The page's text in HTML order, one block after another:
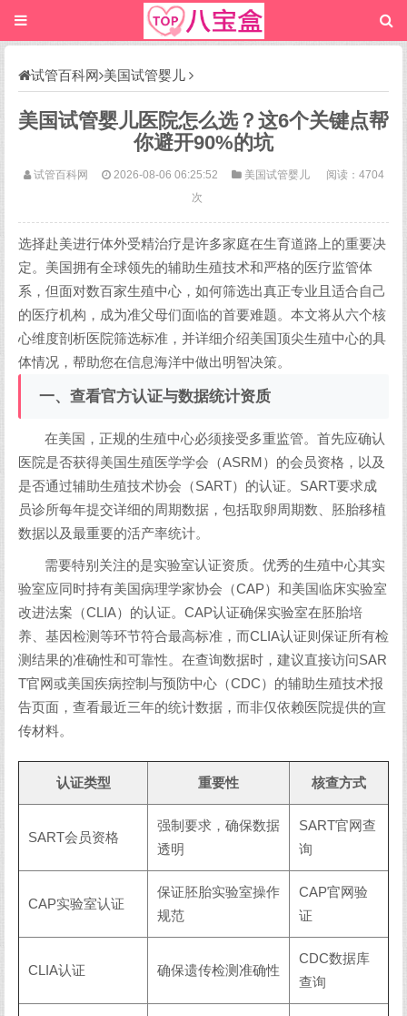
试管百科网 美国试管婴儿
美国试管婴儿医院怎么选？这6个关键点帮
你避开90%的坑
试管百科网 2026-08-06 06:25:52 美国试管婴儿
阅读：4704
次
选择赴美进行体外受精治疗是许多家庭在生育道路上的重要决
定。美国拥有全球领先的辅助生殖技术和严格的医疗监管体
系，但面对数百家生殖中心，如何筛选出真正专业且适合自己
的医疗机构，成为准父母们面临的首要难题。本文将从六个核
心维度剖析医院筛选标准，并详细介绍美国顶尖生殖中心的具
体情况，帮助您在信息海洋中做出明智决策。
一、查看官方认证与数据统计资质
在美国，正规的生殖中心必须接受多重监管。首先应确认
医院是否获得美国生殖医学学会（ASRM）的会员资格，以及
是否通过辅助生殖技术协会（SART）的认证。SART要求成
员诊所每年提交详细的周期数据，包括取卵周期数、胚胎移植
数据以及最重要的活产率统计。
需要特别关注的是实验室认证资质。优秀的生殖中心其实
验室应同时持有美国病理学家协会（CAP）和美国临床实验室
改进法案（CLIA）的认证。CAP认证确保实验室在胚胎培
养、基因检测等环节符合最高标准，而CLIA认证则保证所有检
测结果的准确性和可靠性。在查询数据时，建议直接访问SAR
T官网或美国疾病控制与预防中心（CDC）的辅助生殖技术报
告页面，查看最近三年的统计数据，而非仅依赖医院提供的宣
传材料。
认证类型 重要性 核查方式
SART会员资格
强制要求，确保数据
透明
SART官网查
询
CAP实验室认证
保证胚胎实验室操作
规范
CAP官网验
证
CLIA认证 确保遗传检测准确性
CDC数据库
查询